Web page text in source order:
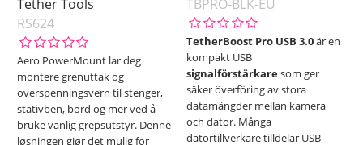
Tether Tools
RS624
Aero PowerMount lar deg
montere grenuttak og
overspenningsvern til stenger,
stativben, bord og mer ved å
bruke vanlig grepsutstyr. Denne
løsningen gjør det mulig for
TBPRO-BLK-EU
TetherBoost Pro USB 3.0är en
kompakt USB
signalförstärkaresom ger
säker överföring av stora
datamängder mellan kamera
och dator. Många
datortillverkare tilldelar USB